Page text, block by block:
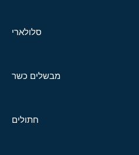
סלולארי
מבשלים כשר
חתולים